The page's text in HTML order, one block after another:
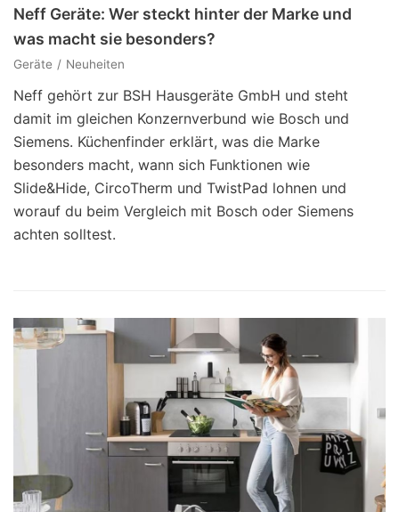
Neff Geräte: Wer steckt hinter der Marke und
was macht sie besonders?
Geräte Neuheiten
Neff gehört zur BSH Hausgeräte GmbH und steht
damit im gleichen Konzernverbund wie Bosch und
Siemens. Küchenfinder erklärt, was die Marke
besonders macht, wann sich Funktionen wie
Slide&Hide, CircoTherm und TwistPad lohnen und
worauf du beim Vergleich mit Bosch oder Siemens
achten solltest.